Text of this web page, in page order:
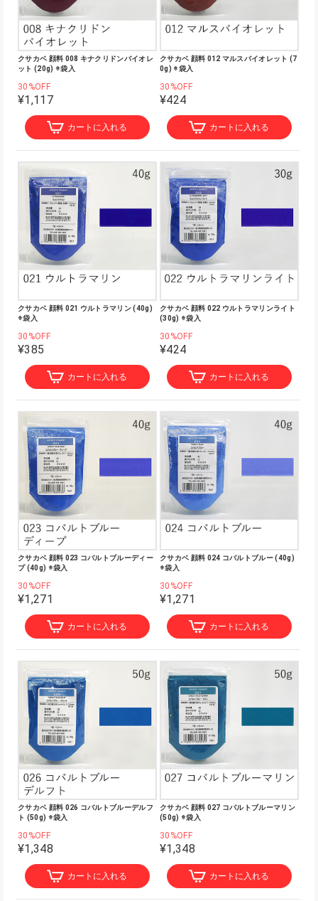
クサカベ 顔料 008 キナクリドンバイオレ
ット (20g) ※袋入
30%OFF
¥1,117
カートに入れる
クサカベ 顔料 012 マルスバイオレット (7
0g) ※袋入
30%OFF
¥424
カートに入れる
クサカベ 顔料 021 ウルトラマリン (40g)
※袋入
30%OFF
¥385
カートに入れる
クサカベ 顔料 022 ウルトラマリンライト
(30g) ※袋入
30%OFF
¥424
カートに入れる
クサカベ 顔料 023 コバルトブルーディー
プ (40g) ※袋入
30%OFF
¥1,271
カートに入れる
クサカベ 顔料 024 コバルトブルー (40g)
※袋入
30%OFF
¥1,271
カートに入れる
クサカベ 顔料 026 コバルトブルーデルフ
ト (50g) ※袋入
30%OFF
¥1,348
カートに入れる
クサカベ 顔料 027 コバルトブルーマリン
(50g) ※袋入
30%OFF
¥1,348
カートに入れる